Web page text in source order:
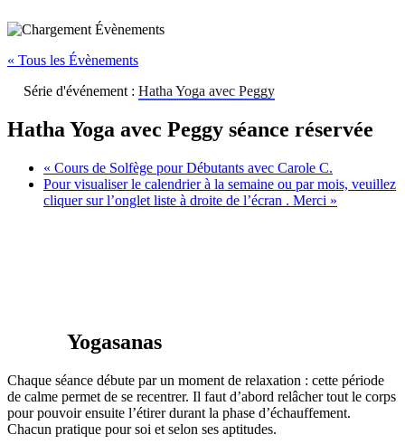
« Tous les Évènements
Série d'événement : Hatha Yoga avec Peggy
Hatha Yoga avec Peggy séance réservée
« Cours de Solfège pour Débutants avec Carole C.
Pour visualiser le calendrier à la semaine ou par mois, veuillez
cliquer sur l’onglet liste à droite de l’écran . Merci »
Yogasanas
Chaque séance débute par un moment de relaxation : cette période
de calme permet de se recentrer. Il faut d’abord relâcher tout le corps
pour pouvoir ensuite l’étirer durant la phase d’échauffement.
Chacun pratique pour soi et selon ses aptitudes.